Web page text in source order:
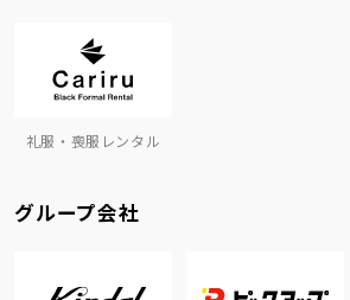
礼服・喪服レンタル
グループ会社